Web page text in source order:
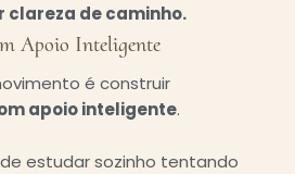
clareza de caminho.
Apoio Inteligente
é construir
apoio inteligente.
estudar sozinho tentando